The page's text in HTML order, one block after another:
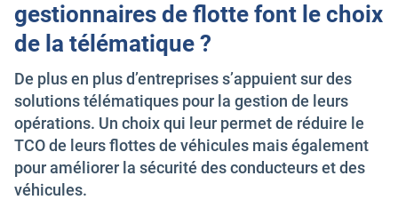
gestionnaires de flotte font le choix
de la télématique ?
De plus en plus d’entreprises s’appuient sur des
solutions télématiques pour la gestion de leurs
opérations. Un choix qui leur permet de réduire le
TCO de leurs flottes de véhicules mais également
pour améliorer la sécurité des conducteurs et des
véhicules.